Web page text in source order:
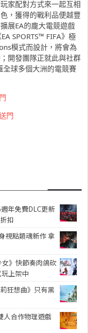
家配對方式來一起互相
，獲得的戰利品便越豐
展EA的龐大電競遊戲
SPORTS™ FIFA》極
模式而設計，將會為
開發團隊正就此與社群
球多個大洲的電競賽
門
年免費DLC更新
扣
視點類魂新作 拿
女》快節奏肉鴿砍
上架中
狂想曲》只有黑
人合作物理遊戲